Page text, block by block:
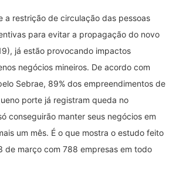
a restrição de circulação das pessoas
para evitar a propagação do novo
já estão provocando impactos
negócios mineiros. De acordo com
Sebrae, 89% dos empreendimentos de
porte já registram queda no
conseguirão manter seus negócios em
um mês. É o que mostra o estudo feito
de março com 788 empresas em todo